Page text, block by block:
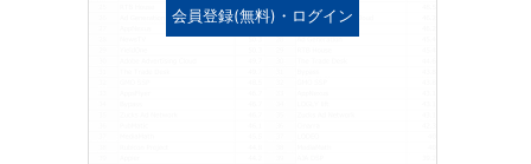
会員登録(無料)・ログイン